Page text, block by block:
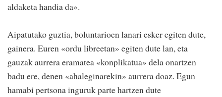
aldaketa handia da».
Aipatutako guztia, boluntarioen lanari esker egiten dute,
gainera. Euren «ordu libreetan» egiten dute lan, eta
gauzak aurrera eramatea «konplikatua» dela onartzen
badu ere, denen «ahaleginarekin» aurrera doaz. Egun
hamabi pertsona inguruk parte hartzen dute